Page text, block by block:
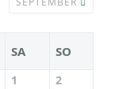
SA SO
1 2